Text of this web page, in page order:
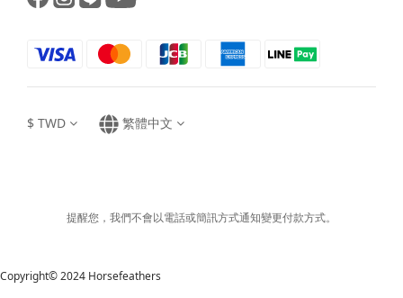
$ TWD 繁體中文
提醒您，我們不會以電話或簡訊方式通知變更付款方式。
Copyright© 2024 Horsefeathers